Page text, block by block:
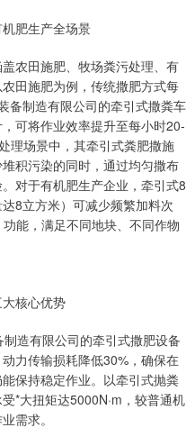
肥生产全场景
农田施肥、牧场粪污处理、有
田施肥为例，传统撒肥方式每
备制造有限公司的牵引式撒粪车
可将作业效率提升至每小时20-
理场景中，其牵引式粪肥撒施
积污染的同时，通过均匀撒布
对于有机肥生产企业，牵引式8
8立方米）可减少频繁加料次
能，满足不同地块、不同作物
核心优势
造有限公司的牵引式撒肥设备
力传输损耗降低30%，确保在
保持稳定作业。以牵引式抛粪
*大扭矩达5000N·m，较普通机
需求。